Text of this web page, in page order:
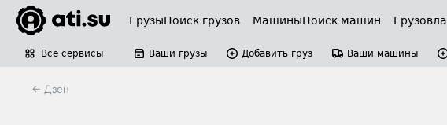
ГрузыПоиск грузов МашиныПоиск машин
Все сервисы Ваши грузы Добавить груз Ваши машины
← Дзен